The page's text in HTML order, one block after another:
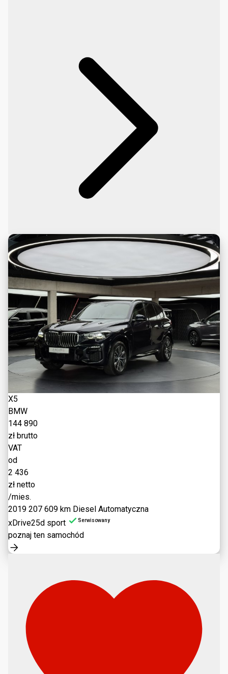
X5
BMW
144 890
zł brutto
VAT
od
2 436
zł netto
/mies.
2019 207 609 km Diesel Automatyczna
xDrive25d sport
Serwisowany
poznaj ten samochód